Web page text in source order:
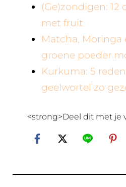
(Ge)zondigen:
met fruit
Matcha, Moringa
groene poeder
Kurkuma: 5
geelwortel zo
<strong>Deel dit met je